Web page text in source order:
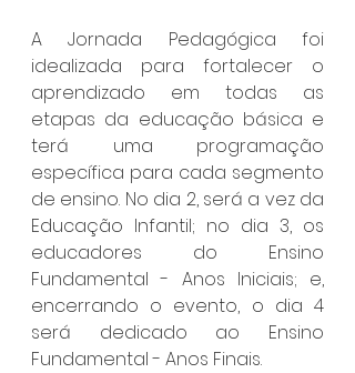
A Jornada Pedagógica foi
idealizada para fortalecer o
aprendizado em todas as
etapas da educação básica e
terá uma programação
específica para cada segmento
de ensino. No dia 2, será a vez da
Educação Infantil; no dia 3, os
educadores do Ensino
Fundamental - Anos Iniciais; e,
encerrando o evento, o dia 4
será dedicado ao Ensino
Fundamental - Anos Finais.